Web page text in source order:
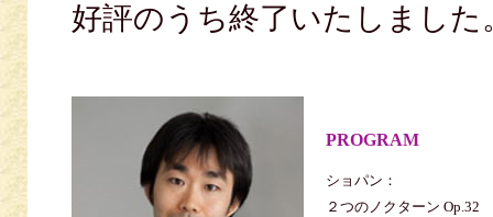
好評のうち終了いたしまし
PROGRAM
ショパン：
２つのノクターン Op.32